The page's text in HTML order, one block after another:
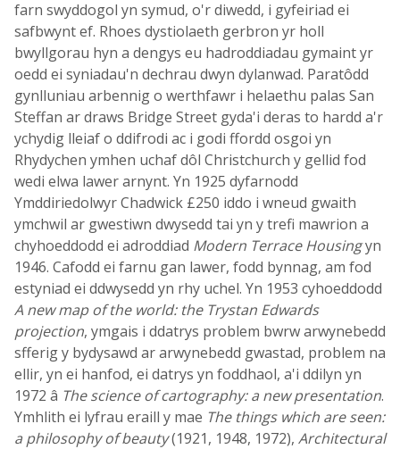
farn swyddogol yn symud, o'r diwedd, i gyfeiriad ei
safbwynt ef. Rhoes dystiolaeth gerbron yr holl
bwyllgorau hyn a dengys eu hadroddiadau gymaint yr
oedd ei syniadau'n dechrau dwyn dylanwad. Paratôdd
gynlluniau arbennig o werthfawr i helaethu palas San
Steffan ar draws Bridge Street gyda'i deras to hardd a'r
ychydig lleiaf o ddifrodi ac i godi ffordd osgoi yn
Rhydychen ymhen uchaf dôl Christchurch y gellid fod
wedi elwa lawer arnynt. Yn 1925 dyfarnodd
Ymddiriedolwyr Chadwick £250 iddo i wneud gwaith
ymchwil ar gwestiwn dwysedd tai yn y trefi mawrion a
chyhoeddodd ei adroddiad Modern Terrace Housingyn
1946. Cafodd ei farnu gan lawer, fodd bynnag, am fod
estyniad ei ddwysedd yn rhy uchel. Yn 1953 cyhoeddodd
A new map of the world: the Trystan Edwards
projection, ymgais i ddatrys problem bwrw arwynebedd
sfferig y bydysawd ar arwynebedd gwastad, problem na
ellir, yn ei hanfod, ei datrys yn foddhaol, a'i ddilyn yn
1972 â The science of cartography: a new presentation.
Ymhlith ei lyfrau eraill y mae The things which are seen:
a philosophy of beauty(1921, 1948, 1972), Architectural